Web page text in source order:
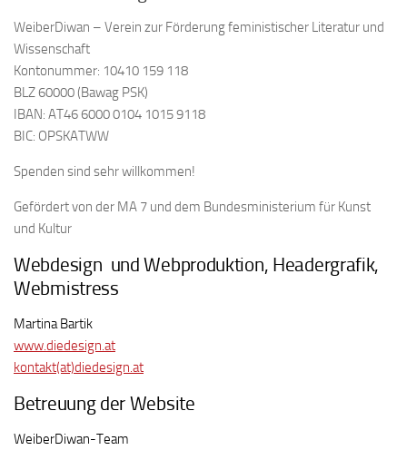
WeiberDiwan – Verein zur Förderung feministischer Literatur und
Wissenschaft
Kontonummer: 10410 159 118
BLZ 60000 (Bawag PSK)
IBAN: AT46 6000 0104 1015 9118
BIC: OPSKATWW
Spenden sind sehr willkommen!
Gefördert von der MA 7 und dem Bundesministerium für Kunst
und Kultur
Webdesign und Webproduktion, Headergrafik,
Webmistress
Martina Bartik
www.diedesign.at
kontakt(at)diedesign.at
Betreuung der Website
WeiberDiwan-Team